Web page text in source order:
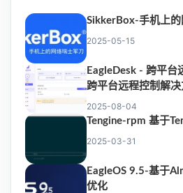
SikkerBox-手机上
2025-05-15
EagleDesk - 跨平台
跨平台远程控制解决
2025-08-04
Tengine-rpm 基于
2025-03-31
EagleOS 9.5-基于
优化